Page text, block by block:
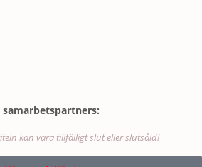
samarbetspartners:
kan vara tillfälligt slut eller slutsåld!